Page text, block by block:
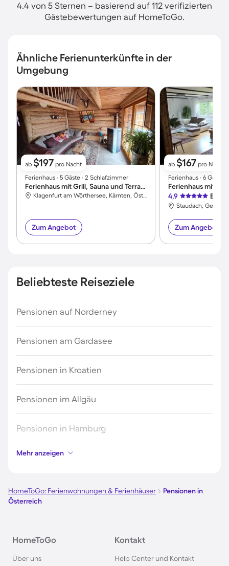
4.4 von 5 Sternen – basierend auf 112 verifizierten
Gästebewertungen auf HomeToGo.
Ähnliche Ferienunterkünfte in der
Umgebung
ab $197 pro Nacht
Ferienhaus ∙ 5 Gäste ∙ 2 Schlafzimmer
Ferienhaus mit Grill, Sauna und Terrasse
Klagenfurt am Wörthersee, Kärnten, Österreich
Zum Angebot
ab $167 pro Nacht
Ferienhaus ∙ 6 Gäste
4,9
Zum Angebot
Beliebteste Reiseziele
Pensionen auf Norderney
Pensionen am Gardasee
Pensionen in Kroatien
Pensionen im Allgäu
Pensionen in Hamburg
Pensionen in Berlin
Pensionen im Schwarzwald
Pensionen in Schweden
Mehr anzeigen
HomeToGo: Ferienwohnungen & Ferienhäuser
Pensionen in
Österreich
HomeToGo
Über uns
Kontakt
Help Center und Kontakt